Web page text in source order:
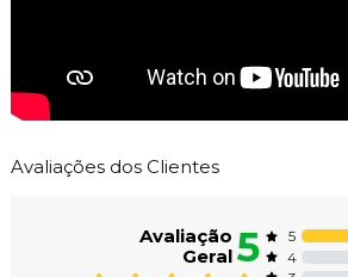
Avaliações dos Clientes
Avaliação
Geral5 5
4